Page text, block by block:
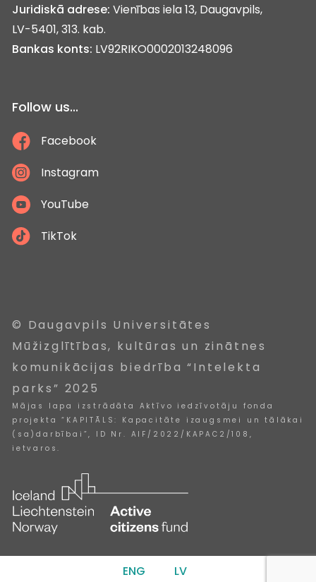
Juridiskā adrese: Vienības iela 13, Daugavpils,
LV-5401, 313. kab.
Bankas konts: LV92RIKO0002013248096
Follow us...
Facebook
Instagram
YouTube
TikTok
© Daugavpils Universitātes
Mūžizglītības, kultūras un zinātnes
komunikācijas biedrība “Intelekta
parks” 2025
Mājas lapa izstrādāta Aktīvo iedzīvotāju fonda
projekta “KAPITĀLS: Kapacitāte izaugsmei un tālākai
(sa)darbībai”, ID Nr. AIF/2022/KAPAC2/108,
ietvaros.
ENG LV